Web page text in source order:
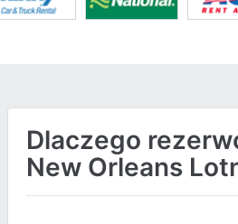
Dlaczego
New Orleans